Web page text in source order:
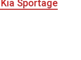
Sportage